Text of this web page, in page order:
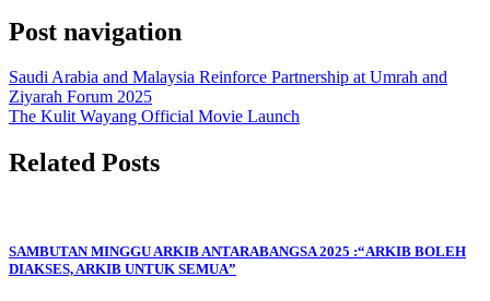
Post navigation
Saudi Arabia and Malaysia Reinforce Partnership at Umrah and
Ziyarah Forum 2025
The Kulit Wayang Official Movie Launch
Related Posts
SAMBUTAN MINGGU ARKIB ANTARABANGSA 2025 :“ARKIB BOLEH
DIAKSES, ARKIB UNTUK SEMUA”